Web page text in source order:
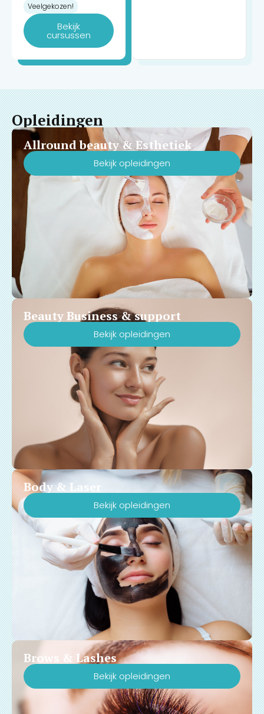
Veelgekozen!
Bekijk
cursussen
Opleidingen
Allround beauty & Esthetiek
Bekijk opleidingen
Beauty Business & support
Bekijk opleidingen
Body & Laser
Bekijk opleidingen
Brows & Lashes
Bekijk opleidingen